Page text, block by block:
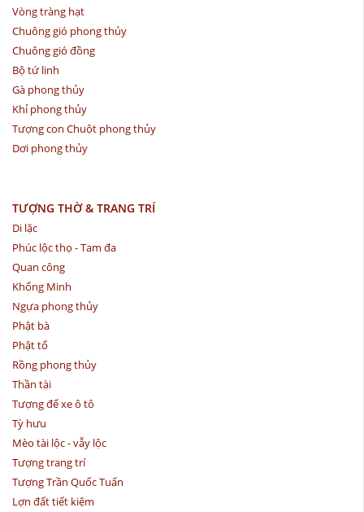
Vòng tràng hạt
Chuông gió phong thủy
Chuông gió đồng
Bộ tứ linh
Gà phong thủy
Khỉ phong thủy
Tượng con Chuột phong thủy
Dơi phong thủy
TƯỢNG THỜ & TRANG TRÍ
Di lặc
Phúc lộc thọ - Tam đa
Quan công
Khổng Minh
Ngựa phong thủy
Phật bà
Phật tổ
Rồng phong thủy
Thần tài
Tượng để xe ô tô
Tỳ hưu
Mèo tài lộc - vẫy lộc
Tượng trang trí
Tượng Trần Quốc Tuấn
Lợn đất tiết kiệm